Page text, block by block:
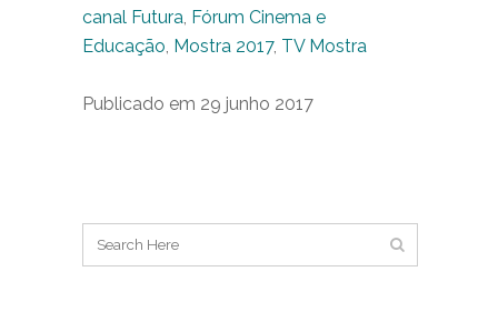
canal Futura, Fórum Cinema e
Educação, Mostra 2017, TV Mostra
Publicado em 29 junho 2017